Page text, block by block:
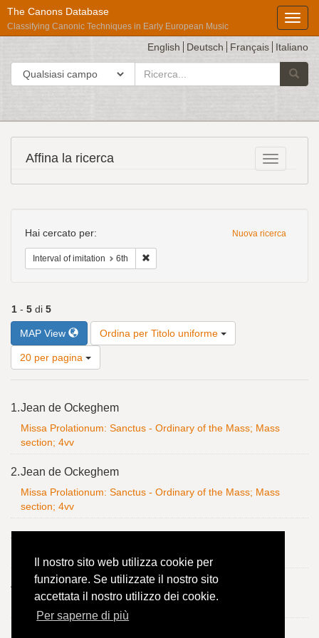
Il nostro sito web utilizza cookie per
funzionare. Se utilizzate il nostro sito
accettata il nostro utilizzo dei cookie.
Per saperne di più
The Canons Database
Classifying Canonic Techniques in Early European Music
English Deutsch Français Italiano
Cerca in
cerca
Avvia
Répertoire
des
Musicales
Toggle
Affina la ricerca
Nuova ricerca
Hai cercato per:
Interval of imitation 6th
1 - 5 di 5
MAP View Ordina per Titolo uniforme
per
20 per pagina
della
ricerca
1.Jean de Ockeghem
Missa Prolationum: Sanctus - Ordinary of the Mass; Mass
section; 4vv
2.Jean de Ockeghem
Missa Prolationum: Sanctus - Ordinary of the Mass; Mass
section; 4vv
3.
Petit camusette à la mort m'aves mis - 4vv
4. Adrian Willaert